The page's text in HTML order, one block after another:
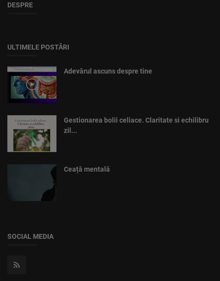
DESPRE
ULTIMELE POSTĂRI
Adevărul ascuns despre tine
Gestionarea bolii celiace. Claritate si echilibru
zil...
Ceață mentală
SOCIAL MEDIA